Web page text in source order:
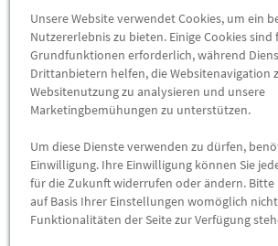
Preis inkl. 19%MwSt.
Versandkostenfrei
Abholung
Preis inkl.19%MwSt.
Abholbar an
diesen Standorten
-
Unsere Website verwendet Cookies, um ein
Nutzererlebnis zu bieten. Einige Cookies sind
Grundfunktionen erforderlich, während
Drittanbietern helfen, die Websitenavigation
Websitenutzung zu analysieren und unsere
Marketingbemühungen zu unterstützen.
Um diese Dienste verwenden zu dürfen,
Einwilligung. Ihre Einwilligung können Sie
für die Zukunft widerrufen oder ändern. Bitte
auf Basis Ihrer Einstellungen womöglich
Funktionalitäten der Seite zur Verfügung